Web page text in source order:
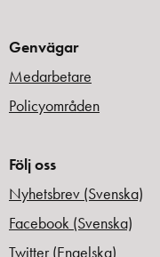
Genvägar
Medarbetare
Policyområden
Följ oss
Nyhetsbrev (Svenska)
Facebook (Svenska)
Twitter (Engelska)